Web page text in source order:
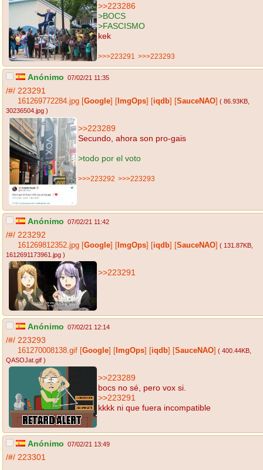
>>223286
>BOCS
>FASCISMO
kek
>>>223291 >>>223293
Anónimo 07/02/21 11:35
/#/ 223291
161269772284.jpg Google ImgOps iqdb SauceNAO ( 86.93KB
30236504.jpg )
>>223289
Secundo, ahora son pro-gais
>todo por el voto
>>>223292 >>>223293
Anónimo 07/02/21 11:42
/#/ 223292
161269812352.jpg Google ImgOps iqdb SauceNAO ( 131.87KB
1612691173961.jpg )
>>223291
Anónimo 07/02/21 12:14
/#/ 223293
161270008138.gif Google ImgOps iqdb SauceNAO ( 400.44KB
QASOJat.gif )
>>223289
bocs no sé, pero vox si.
>>223291
kkkk ni que fuera incompatible
Anónimo 07/02/21 13:49
/#/ 223301